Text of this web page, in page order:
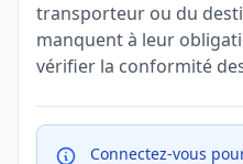
transporteur ou du
manquent à leur
vérifier la conformité
Connectez-vous